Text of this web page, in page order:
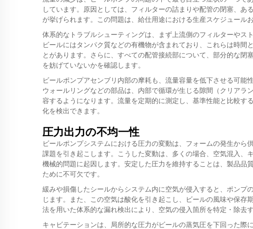
しています。原因としては、フィルターの詰まりや配管の閉塞、あ
が挙げられます。この問題は、給仕用途における生産スケジュール
体系的なトラブルシューティングは、まず上流側のフィルターやス
ビールにはタンパク質などの有機物が含まれており、これらは時間
とがあります。さらに、すべての配管接続部について、部分的な閉
を妨げていないかを確認します。
ビールポンプアセンブリ内部の摩耗も、流量容量を低下させる可能
ウォールリングなどの部品は、内部で循環が生じる隙間（クリアラ
容するようになります。流量を定期的に測定し、基準性能と比較す
化を検出できます。
圧力出力の不均一性
ビールポンプシステムにおける圧力の変動は、フォームの発生から
課題を引き起こします。こうした変動は、多くの場合、空気混入、
機械的問題に起因します。安定した圧力を維持することは、製品品
ために不可欠です。
緩みや損傷したシールからシステム内に空気が侵入すると、ポンプ
じます。また、この空気は酸化を引き起こし、ビールの風味や保存
法を用いた体系的な漏れ検出により、空気の侵入箇所を特定・除去
キャビテーションは、局所的な圧力がビールの蒸気圧を下回った際